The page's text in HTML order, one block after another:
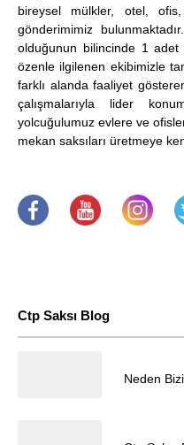
bireysel mülkler, otel,
gönderimimiz
olduğunun bilincinde 1
özenle ilgilenen ekibimizle
farklı alanda faaliyet
çalışmalarıyla lider
yolcuğulumuz evlere ve
mekan saksıları üretmeye
Ctp Saksı Blog
Neden